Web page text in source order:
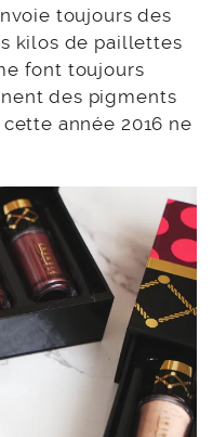
toujours des
kilos de paillettes
font toujours
des pigments
année 2016 ne